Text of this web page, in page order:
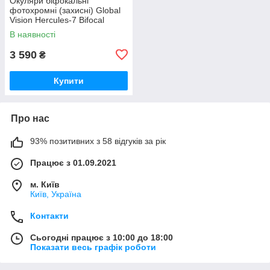
фотохромні (захисні) Global
Vision Hercules-7 Bifocal
(clear +2.5) photochromic Anti-
Fog, фотохромні прозорі
В наявності
3 590 ₴
Купити
Про нас
93% позитивних з 58 відгуків за рік
Працює з 01.09.2021
м. Київ
Київ, Україна
Контакти
Сьогодні працює з 10:00 до 18:00
Показати весь графік роботи